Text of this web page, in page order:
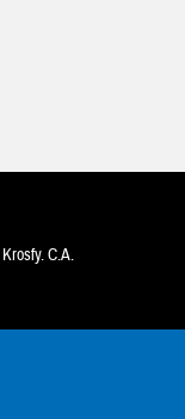
Krosfy. C.A.